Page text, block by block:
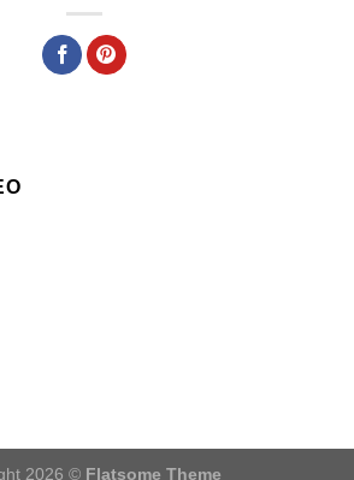
2026 © Flatsome Theme